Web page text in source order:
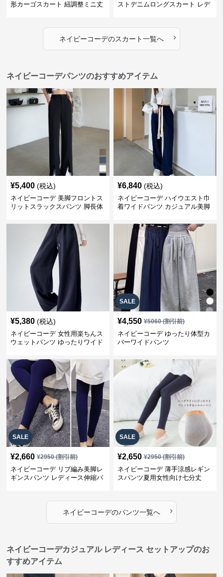
形カーゴスカート 紐調整ミニ丈
ストデニムロングスカート レデ
ネイビーコーデのスカート一覧へ ›
ネイビーコーデパンツのおすすめアイテム
¥5,400 (税込)
ネイビーコーデ 美脚フロントス
リットスラックスパンツ 脚長体
¥6,840 (税込)
ネイビーコーデ ハイウエスト巾
着ワイドパンツ カジュアル美脚
¥5,380 (税込)
ネイビーコーデ 女性用楽ちんス
ウェットパンツ ゆったりワイド
SALE
¥4,550 ¥5060(割引前)
ネイビーコーデ ゆったり体型カ
バーワイドパンツ
SALE
¥2,660 ¥2950(割引前)
ネイビーコーデ リブ編み美脚レ
ギンスパンツ レディース伸縮パ
SALE
¥2,650 ¥2950(割引前)
ネイビーコーデ 薄手涼感レギン
スパンツ夏用女性向け七分丈
ネイビーコーデのパンツ一覧へ ›
ネイビーコーデカジュアル レディース セットアップのお
すすめアイテム